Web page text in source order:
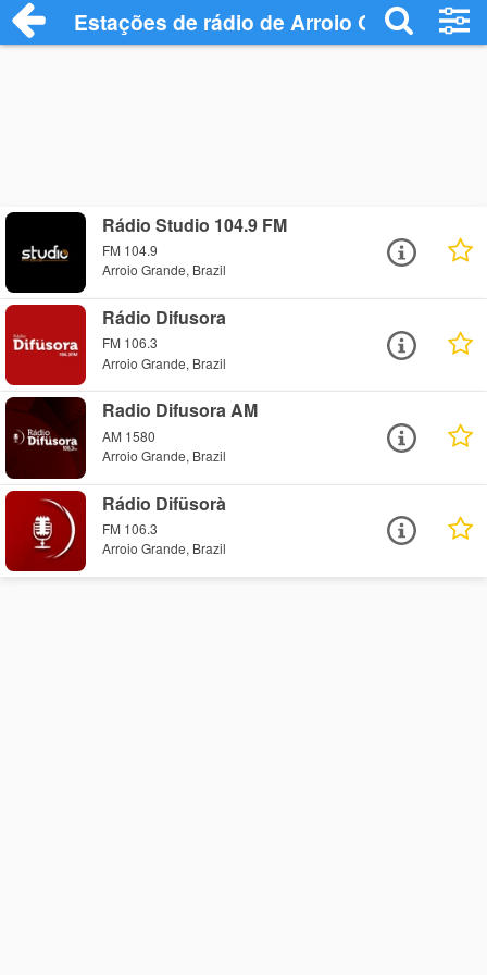
Estações de rádio de Arroio Grande -
Rádio Studio 104.9 FM
FM 104.9
Arroio Grande, Brazil
Rádio Difusora
FM 106.3
Arroio Grande, Brazil
Radio Difusora AM
AM 1580
Arroio Grande, Brazil
Rádio Difüsorà
FM 106.3
Arroio Grande, Brazil